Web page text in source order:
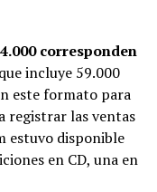
corresponden
incluye 59.000
este formato para
registrar las ventas
estuvo disponible
en CD, una en